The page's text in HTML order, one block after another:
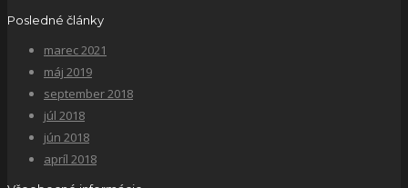
Posledné články
marec 2021
máj 2019
september 2018
júl 2018
jún 2018
apríl 2018